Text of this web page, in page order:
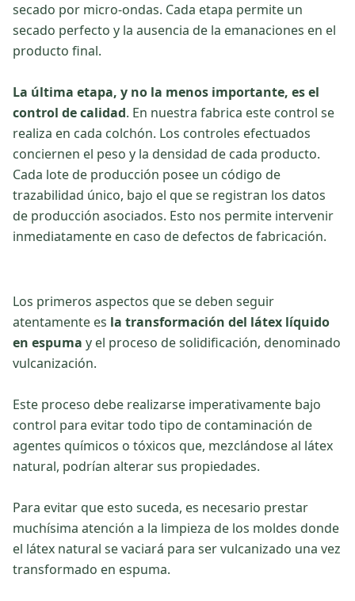
Los primeros aspectos que se deben seguir
atentamente es la transformación del látex líquido
en espuma y el proceso de solidificación, denominado
vulcanización.
Este proceso debe realizarse imperativamente bajo
control para evitar todo tipo de contaminación de
agentes químicos o tóxicos que, mezclándose al látex
natural, podrían alterar sus propiedades.
Para evitar que esto suceda, es necesario prestar
muchísima atención a la limpieza de los moldes donde
el látex natural se vaciará para ser vulcanizado una vez
transformado en espuma.
secado por micro-ondas. Cada etapa permite un
secado perfecto y la ausencia de la emanaciones en el
producto final.
La última etapa, y no la menos importante, es el
control de calidad. En nuestra fabrica este control se
realiza en cada colchón. Los controles efectuados
conciernen el peso y la densidad de cada producto.
Cada lote de producción posee un código de
trazabilidad único, bajo el que se registran los datos
de producción asociados. Esto nos permite intervenir
inmediatamente en caso de defectos de fabricación.